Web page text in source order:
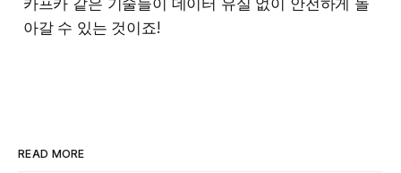
아갈 수 있는 것이죠!
READ MORE